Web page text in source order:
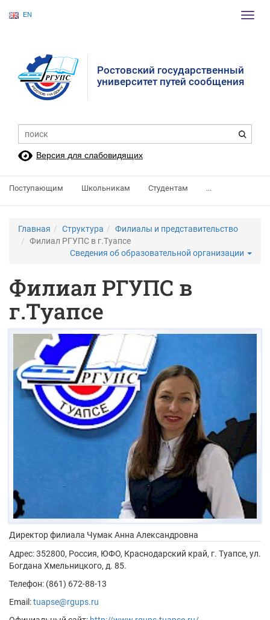
EN
Ростовский государственный
университет путей сообщения
Версия для слабовидящих
Поступающим Школьникам Студентам ...
Главная Структура
Филиалы и представительство
Филиал РГУПС в г.Туапсе
Сведения об образовательной организации
Филиал РГУПС в
г.Туапсе
Директор филиала Чумак Анна Александровна
Адрес:352800, Россия, ЮФО, Краснодарский край, г. Туапсе, ул.
Богдана Хмельницкого, д. 85.
Телефон: (861) 672-88-13
Email:tuapse@rgups.ru